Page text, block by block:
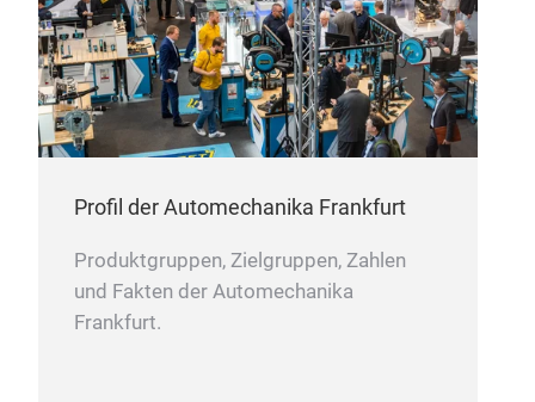
Profil der Automechanika Frankfurt
Produktgruppen, Zielgruppen, Zahlen
und Fakten der Automechanika
Frankfurt.